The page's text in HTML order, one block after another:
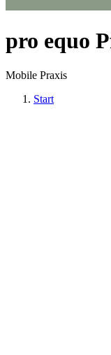
pro equo
Mobile Praxis
Start